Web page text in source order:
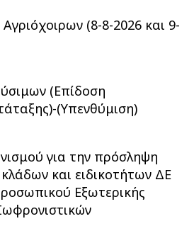
(8-8-2026 και 9-
(Επίδοση
(Υπενθύμιση)
για την πρόσληψη
και ειδικοτήτων ΔΕ
Εξωτερικής